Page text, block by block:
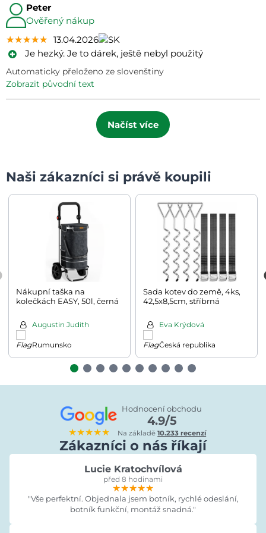
Peter
Ověřený nákup
★★★★★
★★★★★
★★★★★ 13.04.2026
Je hezký. Je to dárek, ještě nebyl použitý
Automaticky přeloženo ze slovenštiny
zobrazit původní text
Načíst více
Naši zákazníci si právě koupili
Nákupní taška na
kolečkách EASY, 50l, černá
Augustin Judith
Rumunsko
Sada kotev do země, 4ks,
42,5x8,5cm, stříbrná
Eva Krýdová
Česká republika
★★★★★
Hodnocení obchodu
4.9/5
Na základě10.233 recenzí
Zákazníci o nás říkají
Lucie Kratochvílová
před 8 hodinami
★★★★★
★★★★★
★★★★★
"Vše perfektní. Objednala jsem botník, rychlé odeslání,
botník funkční, montáž snadná."